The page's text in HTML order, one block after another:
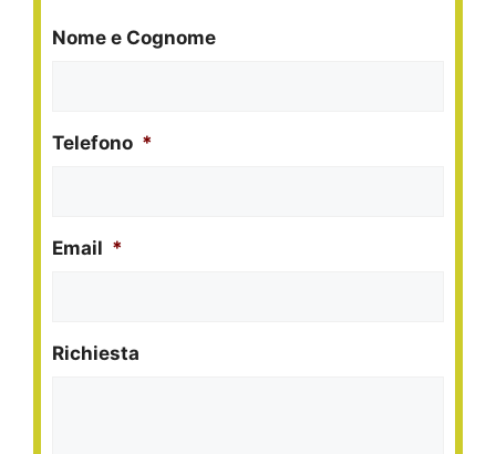
Nome e Cognome
Telefono *
Email *
Richiesta